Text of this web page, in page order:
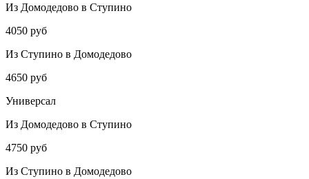
Из Домодедово в Ступино
4050 руб
Из Ступино в Домодедово
4650 руб
Универсал
Из Домодедово в Ступино
4750 руб
Из Ступино в Домодедово